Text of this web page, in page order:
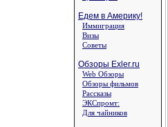
Едем в Америку!
Иммиграция
Визы
Советы
Обзоры Exler.ru
Web Обзоры
Обзоры фильмов
Рассказы
ЭКСпромт:
Для чайников